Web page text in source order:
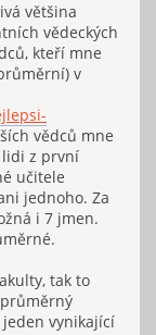
většina
vědeckých
kteří mne
v
vědců mne
lidi z první
učitele
jednoho. Za
i 7 jmen.
tak to
vynikající